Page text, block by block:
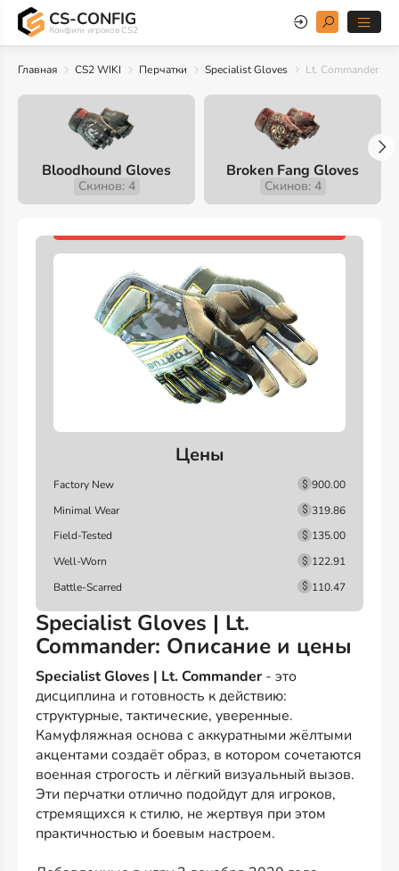
CS-CONFIG
Конфиги игроков CS2
Главная CS2 WIKI Перчатки Specialist Gloves Lt. Commander
Bloodhound Gloves
Скинов: 4
Broken Fang Gloves
Скинов: 4
Цены
Factory New
900.00
Minimal Wear
319.86
Field-Tested
135.00
Well-Worn
122.91
Battle-Scarred
110.47
Specialist Gloves | Lt.
Commander: Описание и цены
Specialist Gloves | Lt. Commander - это
дисциплина и готовность к действию:
структурные, тактические, уверенные.
Камуфляжная основа с аккуратными жёлтыми
акцентами создаёт образ, в котором сочетаются
военная строгость и лёгкий визуальный вызов.
Эти перчатки отлично подойдут для игроков,
стремящихся к стилю, не жертвуя при этом
практичностью и боевым настроем.